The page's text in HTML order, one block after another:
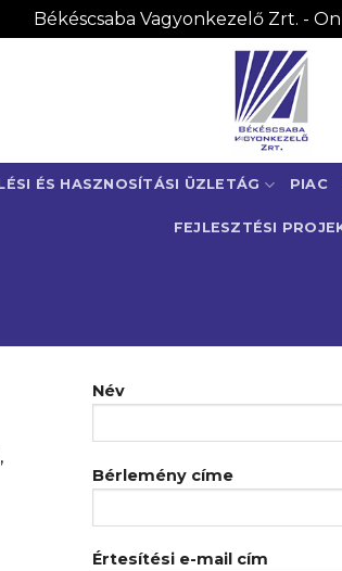
Békéscsaba Vagyonkezelő Zrt. -
ÉS HASZNOSÍTÁSI ÜZLETÁG PIAC
FEJLESZTÉSI
Név
Bérlemény címe
Értesítési e-mail cím